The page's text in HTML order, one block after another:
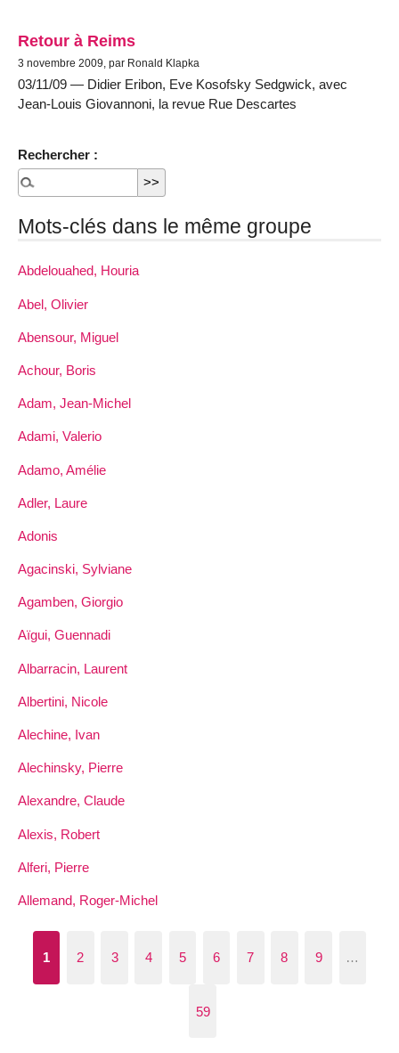
Retour à Reims
3 novembre 2009, par Ronald Klapka
03/11/09 — Didier Eribon, Eve Kosofsky Sedgwick, avec
Jean-Louis Giovannoni, la revue Rue Descartes
Rechercher :
Mots-clés dans le même groupe
Abdelouahed, Houria
Abel, Olivier
Abensour, Miguel
Achour, Boris
Adam, Jean-Michel
Adami, Valerio
Adamo, Amélie
Adler, Laure
Adonis
Agacinski, Sylviane
Agamben, Giorgio
Aïgui, Guennadi
Albarracin, Laurent
Albertini, Nicole
Alechine, Ivan
Alechinsky, Pierre
Alexandre, Claude
Alexis, Robert
Alferi, Pierre
Allemand, Roger-Michel
1 2 3 4 5 6 7 8 9 …
59